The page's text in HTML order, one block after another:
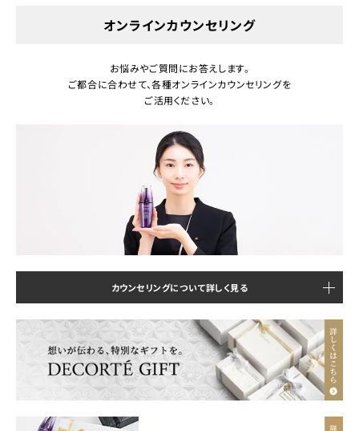
オンラインカウンセリング
お悩みやご質問にお答えします。
ご都合に合わせて、各種オンラインカウンセリングを
ご活用ください。
カウンセリングについて詳しく見る